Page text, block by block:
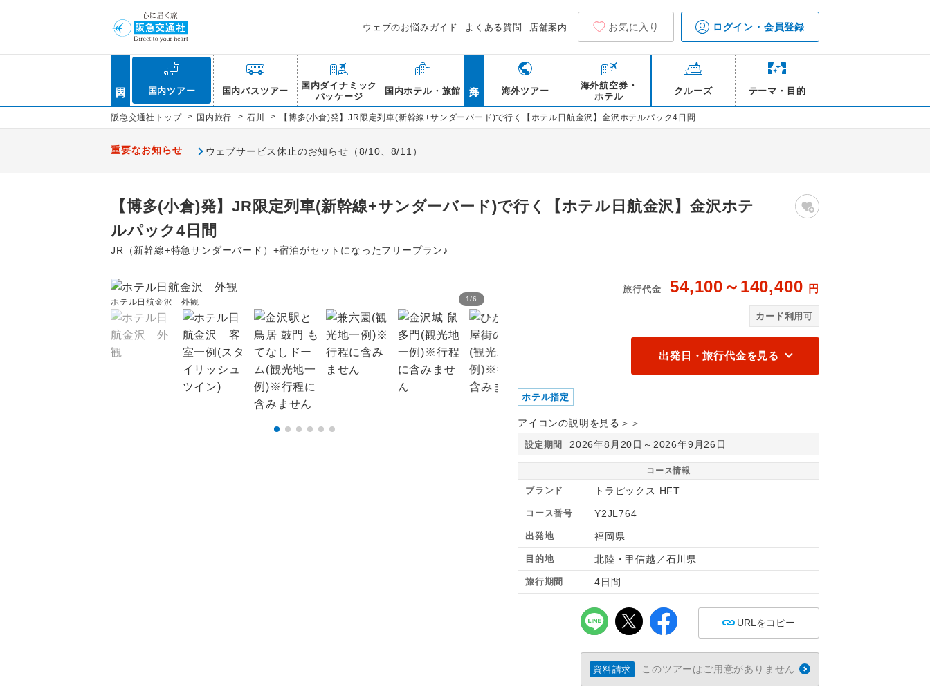
ウェブのお悩みガイド よくある質問 店舗案内 お気に入り ログイン・会員登録
国内ツアー 国内バスツアー
国内ダイナミック
パッケージ
国内ホテル・旅館 海外ツアー
海外航空券・
ホテル
クルーズ テーマ・目的
阪急交通社トップ > 国内旅行 > 石川 > 【博多(小倉)発】JR限定列車(新幹線+サンダーバード)で行く【ホテル日航金沢】金沢ホテルパック4日間
重要なお知らせ ウェブサービス休止のお知らせ（8/10、8/11）
【博多(小倉)発】JR限定列車(新幹線+サンダーバード)で行く【ホテル日航金沢】金沢ホテ
ルパック4日間
JR（新幹線+特急サンダーバード）+宿泊がセットになったフリープラン♪
1/6
ホテル日航金沢 外観
旅行代金 54,100～140,400 円
カード利用可
出発日・旅行代金を見る
ホテル指定
アイコンの説明を見る＞＞
設定期間 2026年8月20日～2026年9月26日
コース情報
ブランド トラピックス HFT
コース番号 Y2JL764
出発地 福岡県
目的地 北陸・甲信越／石川県
旅行期間 4日間
URLをコピー
資料請求 このツアーはご用意がありません